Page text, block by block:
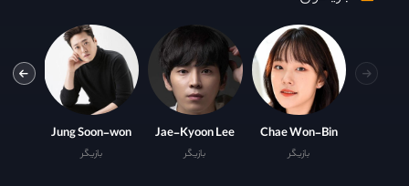
Chae Won-Bin
بازیگر
Jae-Kyoon Lee
بازیگر
Jung Soon-won
بازیگر